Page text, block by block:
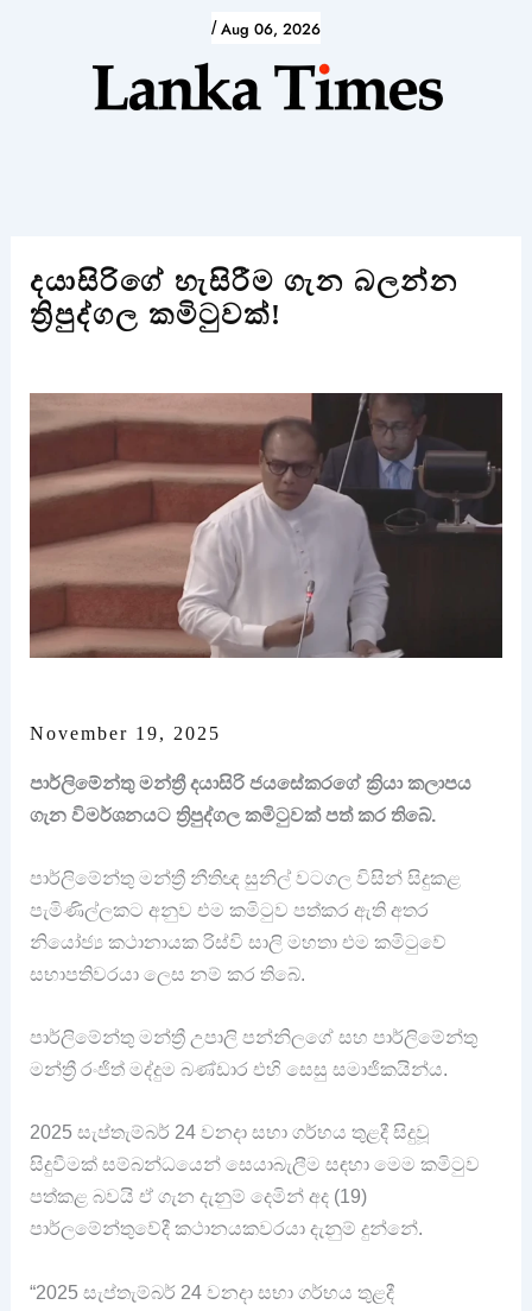
/ Aug 06, 2026
දයාසිරිගේ හැසිරීම ගැන බලන්න
ත්‍රිපුද්ගල කමිටුවක්!
November 19, 2025
පාර්ලිමේන්තු මන්ත්‍රී දයාසිරි ජයසේකරගේ ක්‍රියා කලාපය
ගැන විමර්ශනයට ත්‍රිපුද්ගල කමිටුවක් පත් කර තිබේ.
පාර්ලිමේන්තු මන්ත්‍රී නීතිඥ සුනිල් වටගල විසින් සිදුකළ
පැමිණිල්ලකට අනුව එම කමිටුව පත්කර ඇති අතර
නියෝජ්‍ය කථානායක රිස්වි සාලි මහතා එම කමිටුවේ
සභාපතිවරයා ලෙස නම් කර තිබේ.
පාර්ලිමේන්තු මන්ත්‍රී උපාලි පන්නිලගේ සහ පාර්ලිමේන්තු
මන්ත්‍රී රංජිත් මද්දුම බණ්ඩාර එහි සෙසු සමාජිකයින්ය.
2025 සැප්තැම්බර් 24 වනදා සභා ගර්භය තුළදී සිදුවූ
සිදුවීමක් සම්බන්ධයෙන් සෙයාබැලීම සඳහා මෙම කමිටුව
පත්කළ බවයි ඒ ගැන දැනුම් දෙමින් අද (19)
පාර්ලමේන්තුවේදී කථානයකවරයා දැනුම් දුන්නේ.
“2025 සැප්තැම්බර් 24 වනදා සභා ගර්භය තුළදී